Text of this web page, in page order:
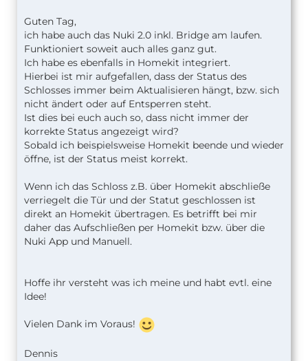
Guten Tag,
ich habe auch das Nuki 2.0 inkl. Bridge am laufen.
Funktioniert soweit auch alles ganz gut.
Ich habe es ebenfalls in Homekit integriert.
Hierbei ist mir aufgefallen, dass der Status des
Schlosses immer beim Aktualisieren hängt, bzw. sich
nicht ändert oder auf Entsperren steht.
Ist dies bei euch auch so, dass nicht immer der
korrekte Status angezeigt wird?
Sobald ich beispielsweise Homekit beende und wieder
öffne, ist der Status meist korrekt.
Wenn ich das Schloss z.B. über Homekit abschließe
verriegelt die Tür und der Statut geschlossen ist
direkt an Homekit übertragen. Es betrifft bei mir
daher das Aufschließen per Homekit bzw. über die
Nuki App und Manuell.
Hoffe ihr versteht was ich meine und habt evtl. eine
Idee!
Vielen Dank im Voraus!
Dennis